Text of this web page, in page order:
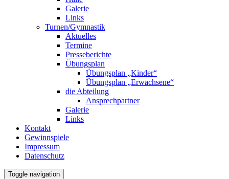
Galerie
Links
Turnen/Gymnastik
Aktuelles
Termine
Presseberichte
Übungsplan
Übungsplan „Kinder“
Übungsplan „Erwachsene“
die Abteilung
Ansprechpartner
Galerie
Links
Kontakt
Gewinnspiele
Impressum
Datenschutz
Toggle navigation